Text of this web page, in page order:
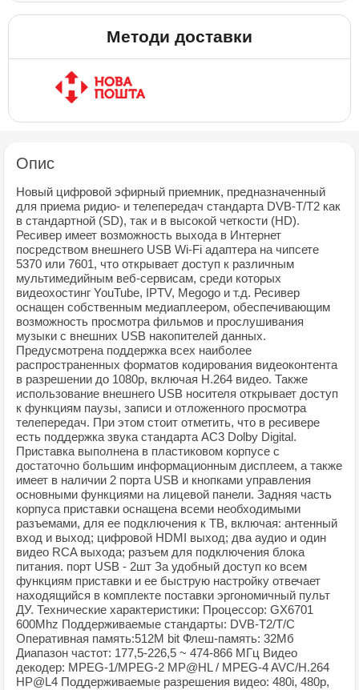
Методи доставки
Опис
Новый цифровой эфирный приемник, предназначенный
для приема ридио- и телепередач стандарта DVB-T/T2 как
в стандартной (SD), так и в высокой четкости (HD).
Ресивер имеет возможность выхода в Интернет
посредством внешнего USB Wi-Fi адаптера на чипсете
5370 или 7601, что открывает доступ к различным
мультимедийным веб-сервисам, среди которых
видеохостинг YouTube, IPTV, Megogo и т.д. Ресивер
оснащен собственным медиаплеером, обеспечивающим
возможность просмотра фильмов и прослушивания
музыки с внешних USB накопителей данных.
Предусмотрена поддержка всех наиболее
распространенных форматов кодирования видеоконтента
в разрешении до 1080p, включая H.264 видео. Также
использование внешнего USB носителя открывает доступ
к функциям паузы, записи и отложенного просмотра
телепередач. При этом стоит отметить, что в ресивере
есть поддержка звука стандарта АС3 Dolby Digital.
Приставка выполнена в пластиковом корпусе с
достаточно большим информационным дисплеем, а также
имеет в наличии 2 порта USB и кнопками управления
основными функциями на лицевой панели. Задняя часть
корпуса приставки оснащена всеми необходимыми
разъемами, для ее подключения к ТВ, включая: антенный
вход и выход; цифровой HDMI выход; два аудио и один
видео RCA выхода; разъем для подключения блока
питания. порт USB - 2шт За удобный доступ ко всем
функциям приставки и ее быструю настройку отвечает
находящийся в комплекте поставки эргономичный пульт
ДУ. Технические характеристики: Процессор: GX6701
600Mhz Поддерживаемые стандарты: DVB-T2/T/C
Оперативная память:512M bit Флеш-память: 32Мб
Диапазон частот: 177,5-226,5 ~ 474-866 МГц Видео
декодер: MPEG-1/MPEG-2 MP@HL / MPEG-4 AVC/H.264
HP@L4 Поддерживаемые разрешения видео: 480i, 480р,